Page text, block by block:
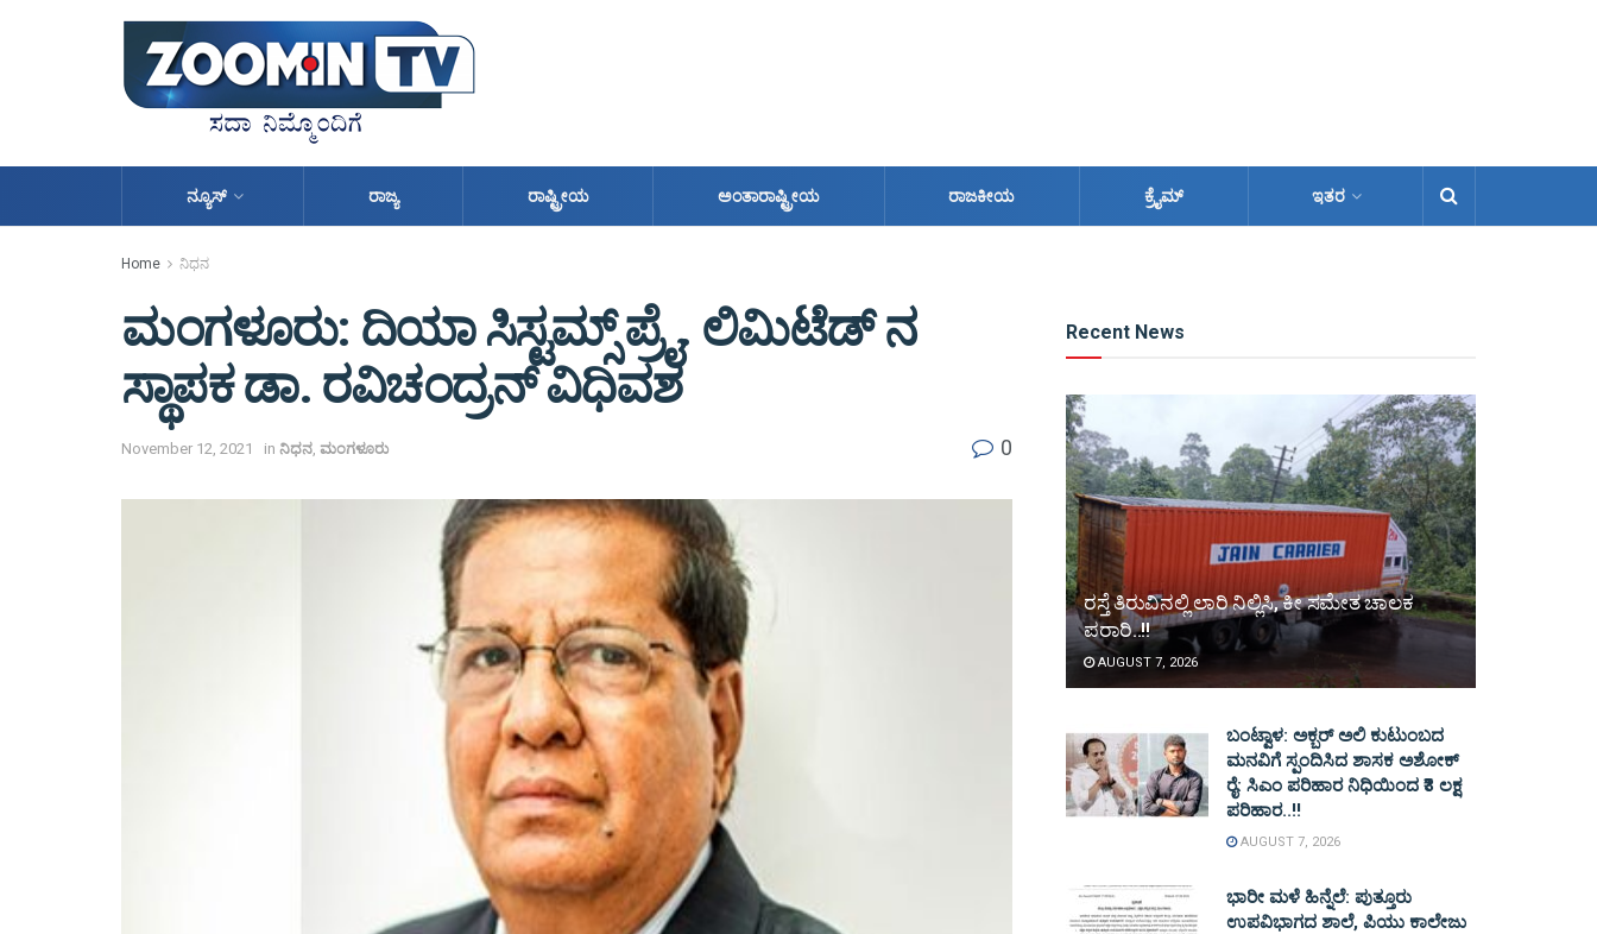
ನ್ಯೂಸ್ ರಾಜ್ಯ ರಾಷ್ಟ್ರೀಯ ಅಂತಾರಾಷ್ಟ್ರೀಯ ರಾಜಕೀಯ ಕ್ರೈಮ್ ಇತರ
Home ನಿಧನ
ಮಂಗಳೂರು: ದಿಯಾ ಸಿಸ್ಟಮ್ಸ್‌‌‌‌‌ ಪ್ರೈ. ಲಿಮಿಟೆಡ್‌‌‌‌ ನ
ಸ್ಥಾಪಕ ಡಾ. ರವಿಚಂದ್ರನ್‌ ವಿಧಿವಶ
November 12, 2021 in ನಿಧನ ಮಂಗಳೂರು 0
Recent News
ರಸ್ತೆ ತಿರುವಿನಲ್ಲಿ ಲಾರಿ ನಿಲ್ಲಿಸಿ, ಕೀ ಸಮೇತ ಚಾಲಕ
ಪರಾರಿ..!!
AUGUST 7, 2026
ಬಂಟ್ವಾಳ: ಅಕ್ಬರ್ ಅಲಿ ಕುಟುಂಬದ
ಮನವಿಗೆ ಸ್ಪಂದಿಸಿದ ಶಾಸಕ ಅಶೋಕ್
ರೈ: ಸಿಎಂ ಪರಿಹಾರ ನಿಧಿಯಿಂದ ₹3 ಲಕ್ಷ
ಪರಿಹಾರ..!!
AUGUST 7, 2026
ಭಾರೀ ಮಳೆ ಹಿನ್ನೆಲೆ: ಪುತ್ತೂರು
ಉಪವಿಭಾಗದ ಶಾಲೆ, ಪಿಯು ಕಾಲೇಜು